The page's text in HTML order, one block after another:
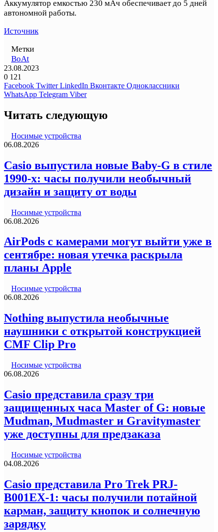
Аккумулятор емкостью 230 мАч обеспечивает до 5 дней
автономной работы.
Источник
Метки
BoAt
23.08.2023
0 121
Facebook Twitter LinkedIn Вконтакте Одноклассники
WhatsApp Telegram Viber
Читать следующую
Носимые устройства
06.08.2026
Casio выпустила новые Baby-G в стиле
1990-х: часы получили необычный
дизайн и защиту от воды
Носимые устройства
06.08.2026
AirPods с камерами могут выйти уже в
сентябре: новая утечка раскрыла
планы Apple
Носимые устройства
06.08.2026
Nothing выпустила необычные
наушники с открытой конструкцией
CMF Clip Pro
Носимые устройства
06.08.2026
Casio представила сразу три
защищенных часа Master of G: новые
Mudman, Mudmaster и Gravitymaster
уже доступны для предзаказа
Носимые устройства
04.08.2026
Casio представила Pro Trek PRJ-
B001EX-1: часы получили потайной
карман, защиту кнопок и солнечную
зарядку